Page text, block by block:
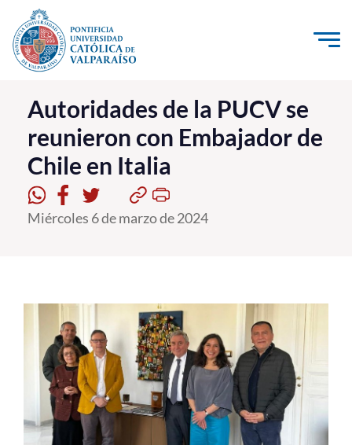
Click acá para ir directamente al contenido
La Universidad
Investigación, Creación e Innovación
PUCV Internacional
Vinculación con el Medio
Postgrado
Formación Continua
Estudiantes
Académicos
Autoridades de la PUCV se
reunieron con Embajador de
Chile en Italia
Miércoles 6 de marzo de 2024